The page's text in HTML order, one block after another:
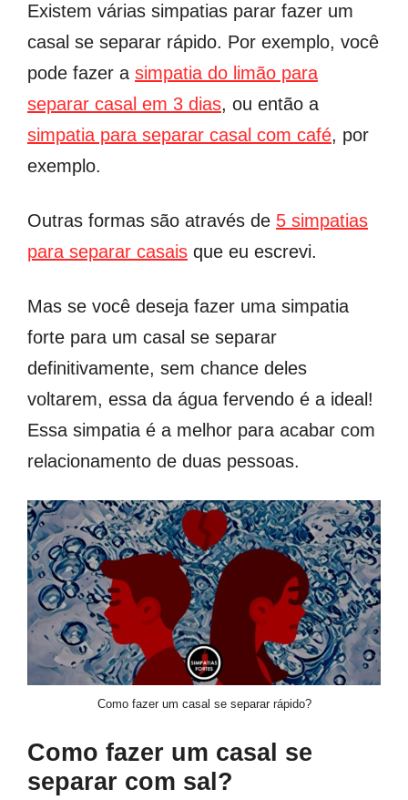
Existem várias simpatias parar fazer um
casal se separar rápido. Por exemplo, você
pode fazer a simpatia do limão para
separar casal em 3 dias, ou então a
simpatia para separar casal com café, por
exemplo.
Outras formas são através de 5 simpatias
para separar casais que eu escrevi.
Mas se você deseja fazer uma simpatia
forte para um casal se separar
definitivamente, sem chance deles
voltarem, essa da água fervendo é a ideal!
Essa simpatia é a melhor para acabar com
relacionamento de duas pessoas.
Como fazer um casal se separar rápido?
Como fazer um casal se
separar com sal?